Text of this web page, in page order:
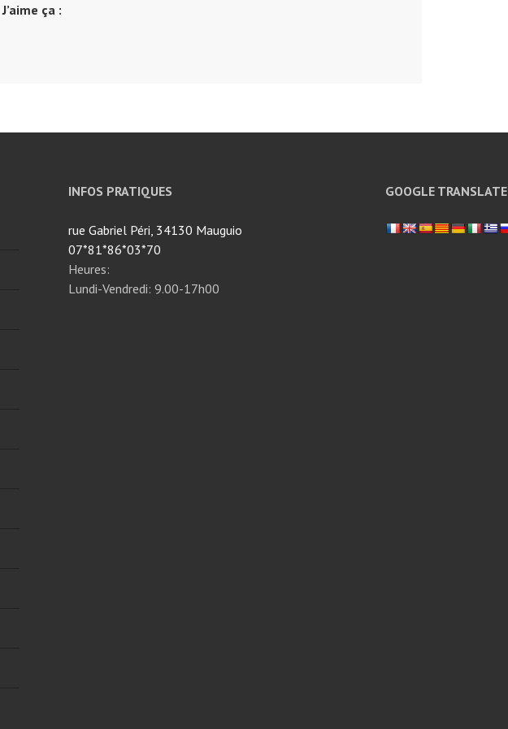
J’aime ça :
INFOS PRATIQUES
rue Gabriel Péri, 34130 Mauguio
07*81*86*03*70
Heures:
Lundi-Vendredi: 9.00-17h00
GOOGLE TRANSLATE